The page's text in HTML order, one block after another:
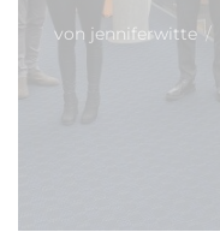
von jenniferwitte